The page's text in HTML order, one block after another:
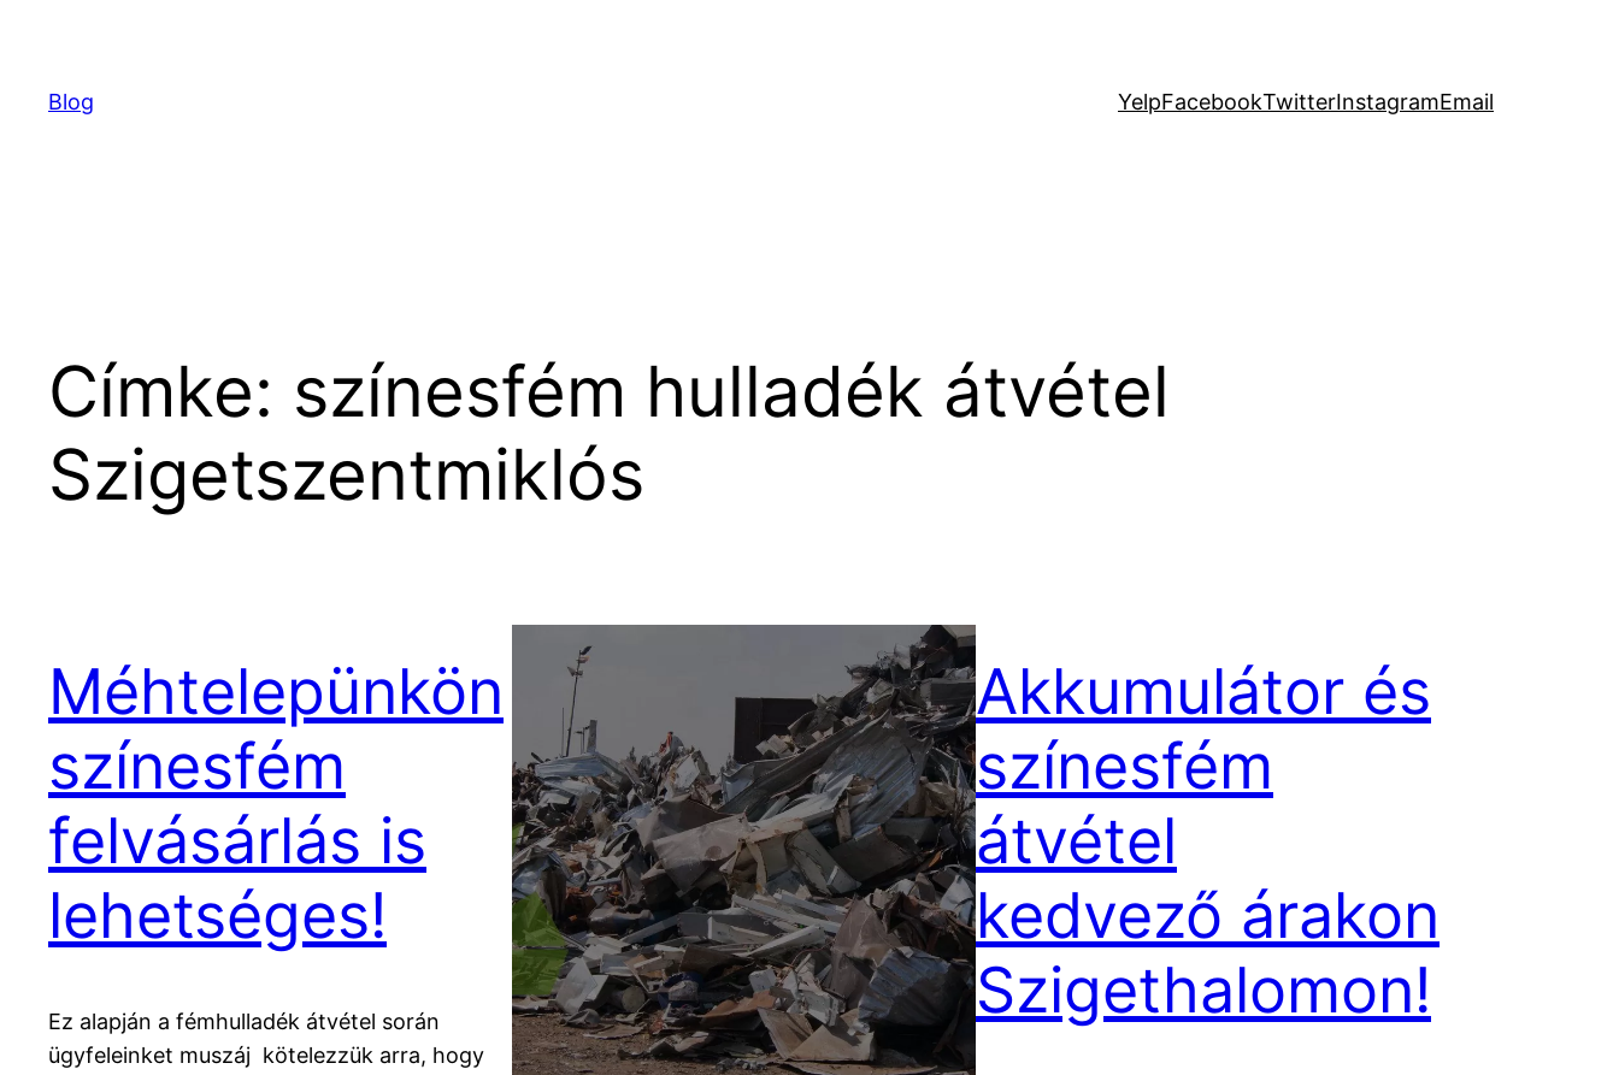
tartalomhoz
Blog YelpFacebookTwitterInstagramEmail
Címke: színesfém hulladék átvétel
Szigetszentmiklós
Méhtelepünkön
színesfém
felvásárlás is
lehetséges!
Ez alapján a fémhulladék átvétel során
ügyfeleinket muszáj kötelezzük arra, hogy
Akkumulátor és
színesfém
átvétel
kedvező árakon
Szigethalomon!